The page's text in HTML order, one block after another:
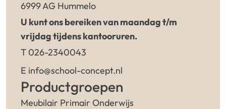
6999 AG Hummelo
U kunt ons bereiken van maandag t/m
vrijdag tijdens kantooruren.
T 026-2340043
E info@school-concept.nl
Productgroepen
Meubilair Primair Onderwijs